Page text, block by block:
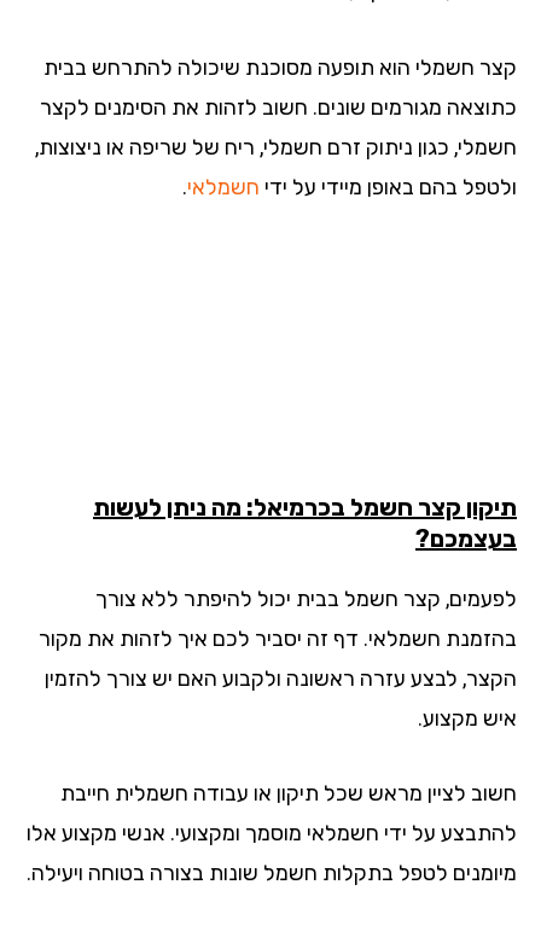
חשמלי הוא תופעה מסוכנת שיכולה להתרחש בבית
מגורמים שונים. חשוב לזהות את הסימנים לקצר
כגון ניתוק זרם חשמלי, ריח של שריפה או ניצוצות,
בהם באופן מיידי על ידיחשמלאי.
קצר חשמל בכרמיאל: מה ניתן לעשות
קצר חשמל בבית יכול להיפתר ללא צורך
חשמלאי. דף זה יסביר לכם איך לזהות את מקור
לבצע עזרה ראשונה ולקבוע האם יש צורך להזמין
מקצוע.
לציין מראש שכל תיקון או עבודה חשמלית חייבת
על ידי חשמלאי מוסמך ומקצועי. אנשי מקצוע אלו
לטפל בתקלות חשמל שונות בצורה בטוחה ויעילה.